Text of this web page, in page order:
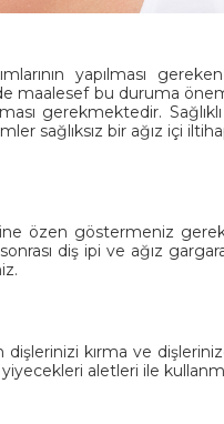
yapılması
maalesef bu duruma
gerekmektedir.
sağlıksız bir ağız içi
özen göstermeniz
diş ipi ve ağız
kırma ve
yiyecekleri aletleri ile